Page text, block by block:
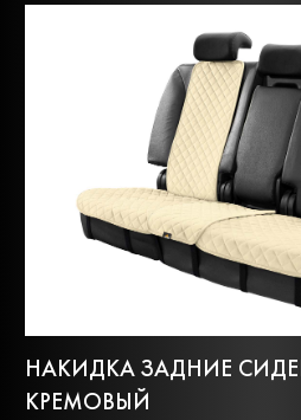
НАКИДКА ЗАДНИЕ
КРЕМОВЫЙ